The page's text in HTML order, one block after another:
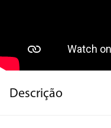
Descrição